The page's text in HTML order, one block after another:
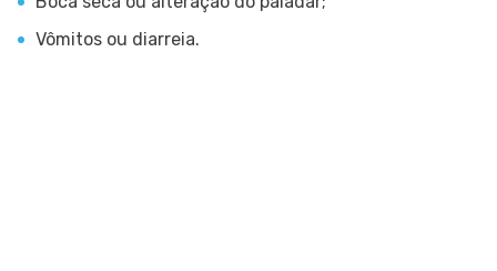
Vômitos ou diarreia.